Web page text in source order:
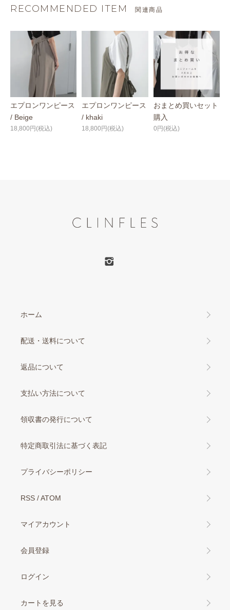
RECOMMENDED ITEM 関連商品
エプロンワンピース
/ Beige
18,800円(税込)
エプロンワンピース
/ khaki
18,800円(税込)
おまとめ買いセット
購入
0円(税込)
ホーム
配送・送料について
返品について
支払い方法について
領収書の発行について
特定商取引法に基づく表記
プライバシーポリシー
RSS /ATOM
マイアカウント
会員登録
ログイン
カートを見る